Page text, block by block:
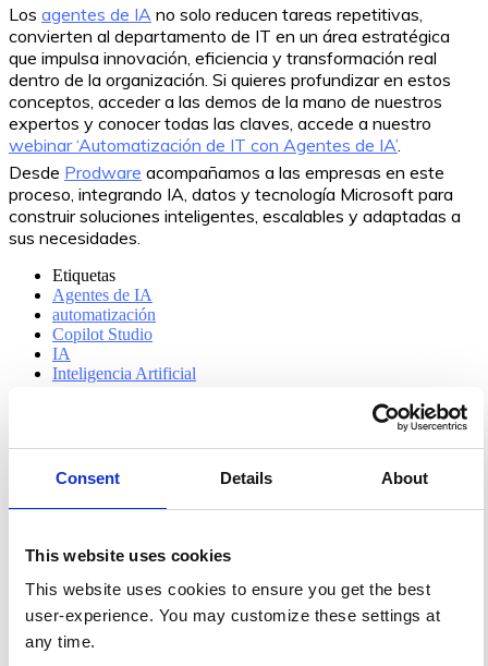
Consent Details About
This website uses cookies
This website uses cookies to ensure you get the best
user-experience. You may customize these settings at
any time.
Los agentes de IA no solo reducen tareas repetitivas,
convierten al departamento de IT en un área estratégica
que impulsa innovación, eficiencia y transformación real
dentro de la organización. Si quieres profundizar en estos
conceptos, acceder a las demos de la mano de nuestros
expertos y conocer todas las claves, accede a nuestro
webinar ‘Automatización de IT con Agentes de IA’.
Desde Prodware acompañamos a las empresas en este
proceso, integrando IA, datos y tecnología Microsoft para
construir soluciones inteligentes, escalables y adaptadas a
sus necesidades.
Etiquetas
Agentes de IA
automatización
Copilot Studio
IA
Inteligencia Artificial
Facebook
Twitter
Linkedin
Email
Artículo anterior
El silencio digital: cuando todo funciona y nadie lo
nota
Siguiente artículoProdware, tu partner de confianza de Microsoft
Dynamics 365 Business Central en España: experiencia reconocida
que impulsa el crecimiento de las empresas